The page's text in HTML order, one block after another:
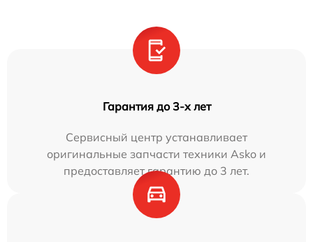
Гарантия до 3-х лет
Сервисный центр устанавливает
оригинальные запчасти техники Asko и
предоставляет гарантию до 3 лет.